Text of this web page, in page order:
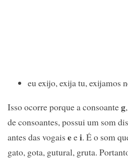
eu exijo, exija tu, exijamos
Isso ocorre porque a consoanteg
de consoantes, possui um som
antes das vogais eei. É o som
gato, gota, gutural, gruta.